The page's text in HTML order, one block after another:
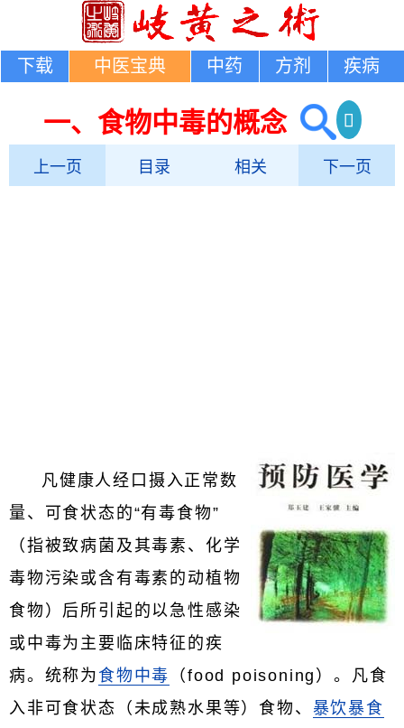
下载 中医宝典 中药 方剂 疾病
一、食物中毒的概念
上一页 目录 相关 下一页
凡健康人经口摄入正常数
量、可食状态的“有毒食物”
（指被致病菌及其毒素、化学
毒物污染或含有毒素的动植物
食物）后所引起的以急性感染
或中毒为主要临床特征的疾
病。统称为 食物中毒
（food poisoning）。凡食
入非可食状态（未成熟水果等）食物、 暴饮暴食